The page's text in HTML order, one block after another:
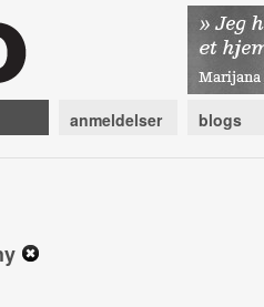
anmeldelser blogs